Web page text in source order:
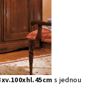
s jednou